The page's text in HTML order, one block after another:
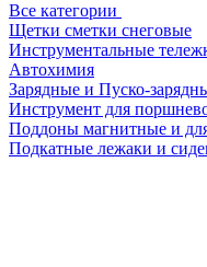
Все категории
Щетки сметки снеговые
Инструментальные
Автохимия
Зарядные и Пуско-
Инструмент для
Поддоны магнитные и
Подкатные лежаки и